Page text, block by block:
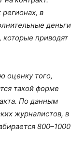
регионах, в
деньги
приводят
оценку того,
такой форме
По данным
журналистов, в
800–1000